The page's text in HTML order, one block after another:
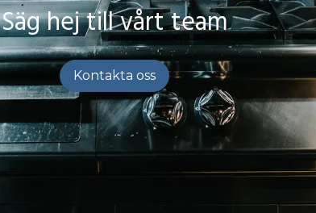
Säg hej till vårt team
Kontakta oss